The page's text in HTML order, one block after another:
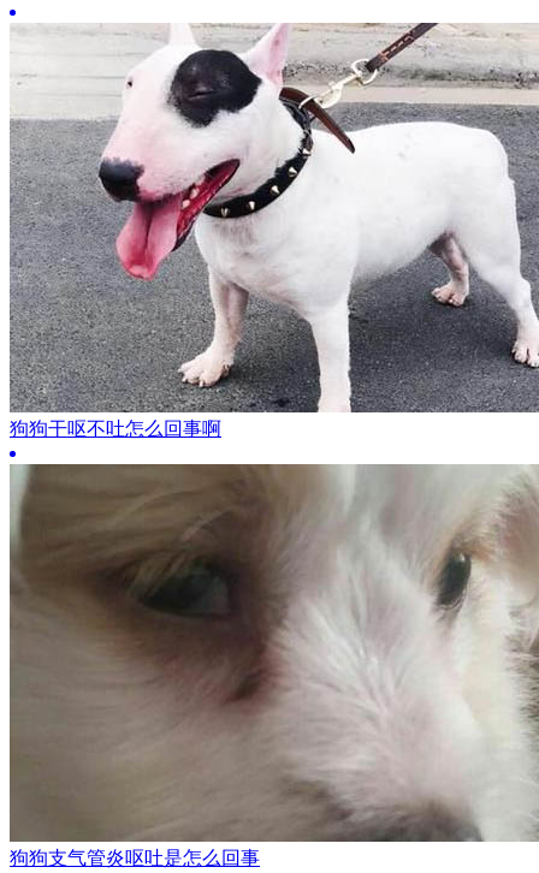
狗狗干呕不吐怎么回事啊
狗狗支气管炎呕吐是怎么回事